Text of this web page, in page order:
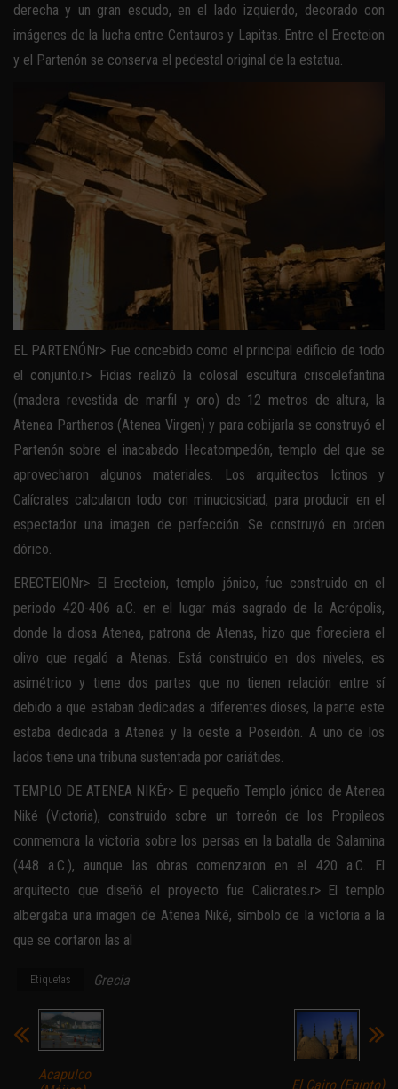
derecha y un gran escudo, en el lado izquierdo, decorado con
imágenes de la lucha entre Centauros y Lapitas. Entre el Erecteion
y el Partenón se conserva el pedestal original de la estatua.
EL PARTENÓNr> Fue concebido como el principal edificio de todo
el conjunto.r> Fidias realizó la colosal escultura crisoelefantina
(madera revestida de marfil y oro) de 12 metros de altura, la
Atenea Parthenos (Atenea Virgen) y para cobijarla se construyó el
Partenón sobre el inacabado Hecatompedón, templo del que se
aprovecharon algunos materiales. Los arquitectos Ictinos y
Calícrates calcularon todo con minuciosidad, para producir en el
espectador una imagen de perfección. Se construyó en orden
dórico.
ERECTEIONr> El Erecteion, templo jónico, fue construido en el
periodo 420-406 a.C. en el lugar más sagrado de la Acrópolis,
donde la diosa Atenea, patrona de Atenas, hizo que floreciera el
olivo que regaló a Atenas. Está construido en dos niveles, es
asimétrico y tiene dos partes que no tienen relación entre sí
debido a que estaban dedicadas a diferentes dioses, la parte este
estaba dedicada a Atenea y la oeste a Poseidón. A uno de los
lados tiene una tribuna sustentada por cariátides.
TEMPLO DE ATENEA NIKÉr> El pequeño Templo jónico de Atenea
Niké (Victoria), construido sobre un torreón de los Propileos
conmemora la victoria sobre los persas en la batalla de Salamina
(448 a.C.), aunque las obras comenzaron en el 420 a.C. El
arquitecto que diseñó el proyecto fue Calicrates.r> El templo
albergaba una imagen de Atenea Niké, símbolo de la victoria a la
que se cortaron las al
Etiquetas Grecia
Acapulco
El Cairo (Egipto)